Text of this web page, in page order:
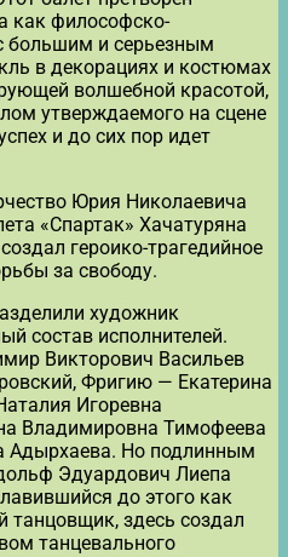
как философско-
большим и серьезным
в декорациях и костюмах
волшебной красотой,
утверждаемого на сцене
и до сих пор идет
Юрия Николаевича
«Спартак» Хачатуряна
героико-трагедийное
за свободу.
художник
состав исполнителей.
Викторович Васильев
Фригию — Екатерина
Игоревна
Владимировна Тимофеева
Адырхаева. Но подлинным
Эдуардович Лиепа
до этого как
здесь создал
танцевального